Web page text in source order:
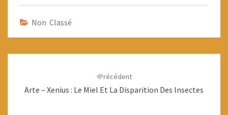
Non Classé
Précédent
Arte – Xenius : Le Miel Et La Disparition Des Insectes